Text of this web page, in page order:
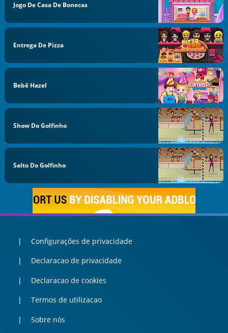
Jogo De Casa De Bonecas
Entrega De Pizza
Bebê Hazel
Show Do Golfinho
Salto Do Golfinho
Configurações de privacidade
Declaracao de privacidade
Declaracao de cookies
Termos de utilizacao
Sobre nós